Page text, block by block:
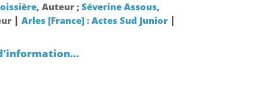
, Auteur ; Séverine Assous,
| Arles [France] : Actes Sud Junior|